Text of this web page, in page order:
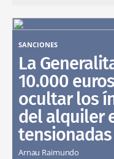
SANCIONES
La
10.000
ocultar los
del alquiler
tensionadas
Arnau Raimundo